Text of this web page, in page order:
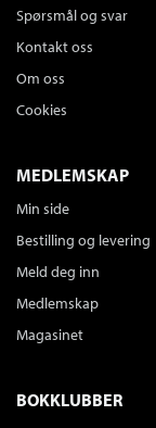
Spørsmål og svar
Kontakt oss
Om oss
Cookies
MEDLEMSKAP
Min side
Bestilling og levering
Meld deg inn
Medlemskap
Magasinet
BOKKLUBBER